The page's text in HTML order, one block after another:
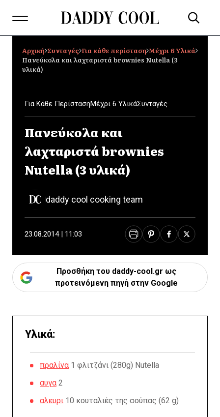
Αρχική Συνταγές Για κάθε περίσταση Μέχρι 6 Υλικά
Πανεύκολα και λαχταριστά brownies Nutella (3
υλικά)
Για Κάθε ΠερίστασηΜέχρι 6 ΥλικάΣυνταγές
Πανεύκολα και
λαχταριστά brownies
Nutella (3 υλικά)
daddy cool cooking team
23.08.2014 | 11:03
Προσθήκη του daddy-cool.gr ως
προτεινόμενη πηγή στην Google
Υλικά:
πραλίνα 1 φλιτζάνι (280g) Nutella
αυγα 2
αλευρι 10 κουταλιές της σούπας (62 g)